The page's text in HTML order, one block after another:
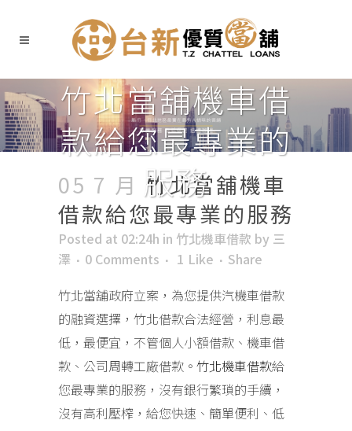
竹北當舖機車借
款給您最專業的
服務
05 7 月 竹北當舖機車
借款給您最專業的服務
Posted at 02:24h in 竹北機車借款 by 三
澤
0 Comments 1 Like
Share
竹北當舖政府立案，為您提供汽機車借款
的融資選擇，竹北借款合法經營，利息最
低，最便宜，不管個人小額借款、機車借
款、公司周轉工廠借款。 竹北機車借款給
您最專業的服務，沒有銀行繁瑣的手續，
沒有高利壓榨，給您快速、簡單便利、低